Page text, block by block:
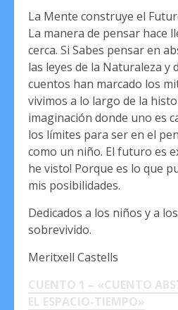
La Mente construye el
La manera de pensar hace
cerca. Si Sabes pensar en
las leyes de la Naturaleza y
cuentos han marcado los
vivimos a lo largo de la
imaginación donde uno es
los límites para ser en el
como un niño. El futuro es
he visto! Porque es lo que
mis posibilidades.
Dedicados a los niños y a
sobrevivido.
Meritxell Castells
CUENTO 1 – «CUENTO
EL ESPACIO-TIEMPO»